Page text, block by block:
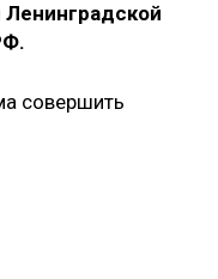
совершить